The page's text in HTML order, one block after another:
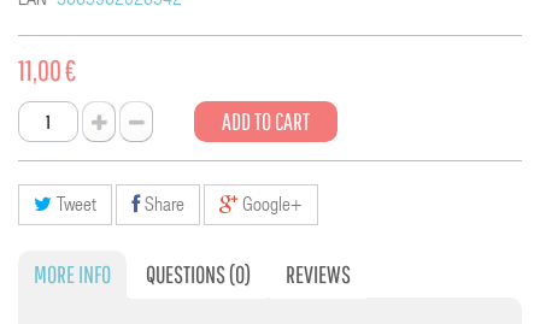
11,00 €
ADD TO CART
Tweet Share Google+
MORE INFO QUESTIONS(0) REVIEWS